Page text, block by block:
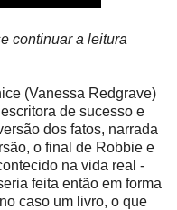
continuar a leitura
(Vanessa Redgrave)
de sucesso e
dos fatos, narrada
o final de Robbie e
na vida real -
feita então em forma
caso um livro, o que